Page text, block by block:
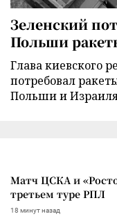
Зеленский
Польши
Глава киевского
потребовал
Польши и
Матч ЦСКА и
третьем туре РПЛ
18 минут назад